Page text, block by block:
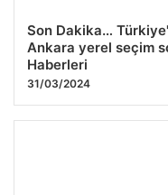
Son Dakika…
Ankara yerel seçim
Haberleri
31/03/2024